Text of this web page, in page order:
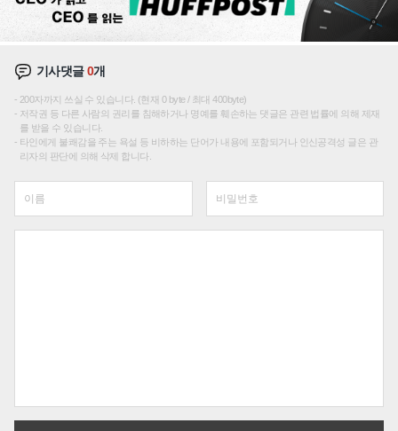
기사댓글0개
200자까지 쓰실 수 있습니다. (현재 0 byte / 최대 400byte)
저작권 등 다른 사람의 권리를 침해하거나 명예를 훼손하는 댓글은 관련 법률에 의해 제재
를 받을 수 있습니다.
타인에게 불쾌감을 주는 욕설 등 비하하는 단어가 내용에 포함되거나 인신공격성 글은 관
리자의 판단에 의해 삭제 합니다.